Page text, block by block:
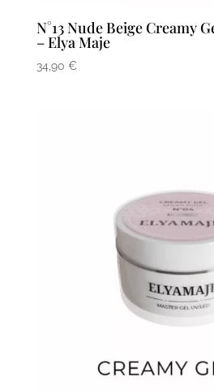
N°13 Nude Beige Creamy
– Elya Maje
34,90 €